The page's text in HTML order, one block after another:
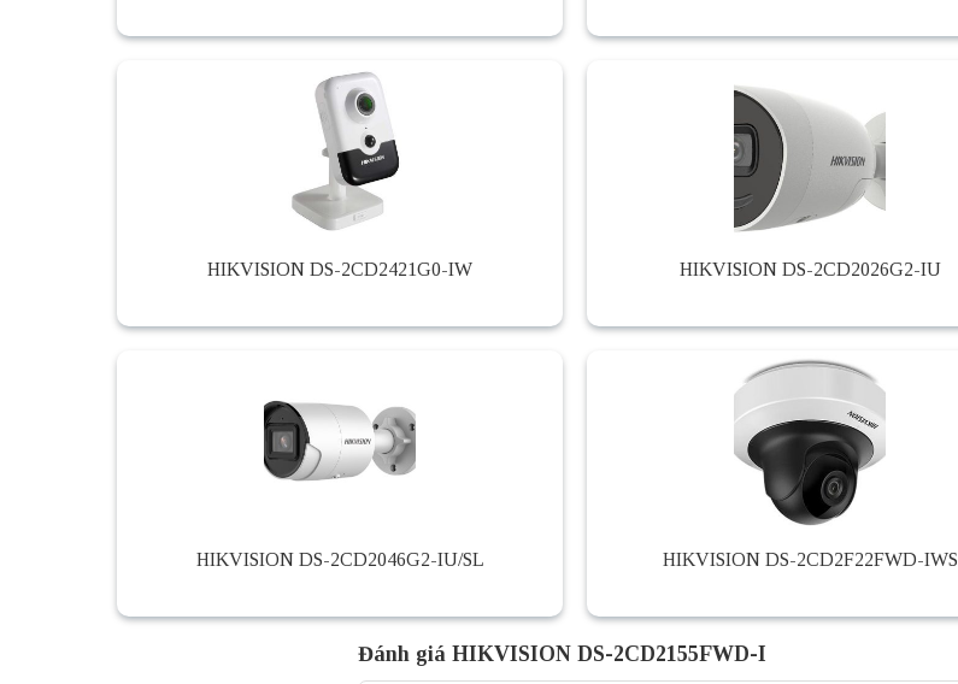
HIKVISION DS-2CD2421G0-IW HIKVISION DS-2CD2026G2-IU
HIKVISION DS-2CD2046G2-IU/SL HIKVISION DS-2CD2F22FWD-IWS
Đánh giá HIKVISION DS-2CD2155FWD-I